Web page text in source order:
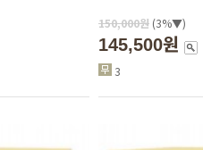
150,000원 (3%▼)
145,500원
3